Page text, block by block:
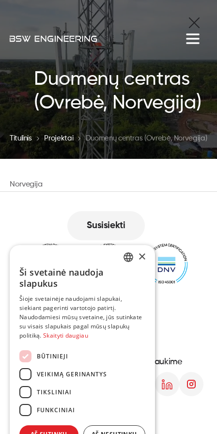
Duomenų centras
(Ovrebė, Norvegija)
Titulinis Projektai Duomenų centras (Ovrebė, Norvegija)
Norvegija
Susisiekti
Navigacija
Apie mus
Paslaugos
Karjera
Kontaktai
Lietuvos kontaktai
Draugaukime
PL
×
Ši svetainė naudoja
slapukus
Šioje svetainėje naudojami slapukai,
siekiant pagerinti vartotojo patirtį.
Naudodamiesi mūsų svetaine, jūs sutinkate
su visais slapukais pagal mūsų slapukų
politiką. Skaityti daugiau
BŪTINIEJI
VEIKIMĄ GERINANTYS
TIKSLINIAI
FUNKCINIAI